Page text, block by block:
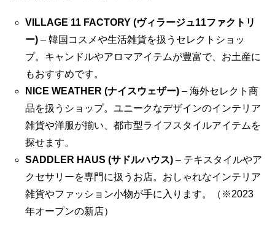
VILLAGE 11 FACTORY (ヴィラージュ11ファクトリ
ー)– 韓国コスメや生活雑貨を扱うセレクトショッ
プ。キャンドルやアロマアイテムが豊富で、お土産に
もおすすめです。
NICE WEATHER (ナイスウェザー)– 海外セレクト商
品を扱うショップ。ユニークなデザインのインテリア
雑貨や洋服が揃い、都市型ライフスタイルアイテムを
探せます。
SADDLER HAUS (サドルハウス)– テキスタイルやア
クセサリーを専門に扱うお店。おしゃれなインテリア
雑貨やファッション小物が手に入ります。（※2023
年オープンの新店）